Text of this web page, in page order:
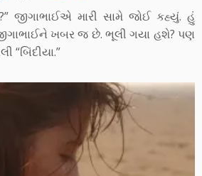
જીગાભાઈએ મારી સામે જોઈ કહ્યું. હું
ખબર જ છે. ભૂલી ગયા હશે? પણ
“બિંદીયા.”